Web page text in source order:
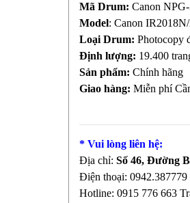
Mã Drum: Canon
Model: Canon
Loại Drum: Photocopy
Định lượng: 19.400
Sản phẩm: Chính hãng
Giao hàng: Miễn phí
* Vui lòng liên hệ:
Địa chỉ: Số 46, Đường
Điện thoại: 0942.387779
Hotline: 0915 776 663